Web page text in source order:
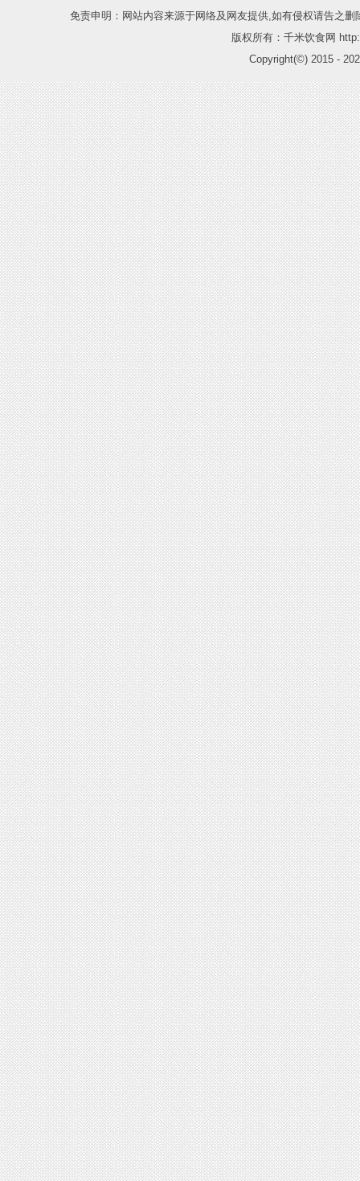
免责申明：网站内容来源于网络及网友提供,如有侵权请告之
版权所有：千米饮食网
Copyright(©) 2015 -